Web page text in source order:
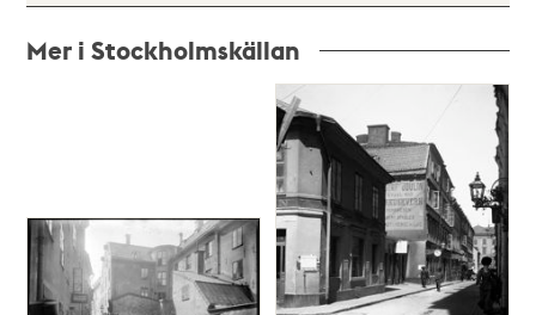
Mer i Stockholmskällan